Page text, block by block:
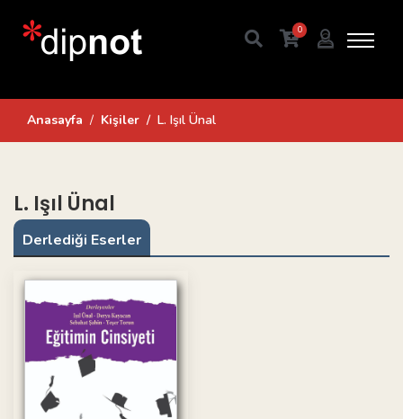
0
Anasayfa Kişiler L. Işıl Ünal
L. Işıl Ünal
Derlediği Eserler